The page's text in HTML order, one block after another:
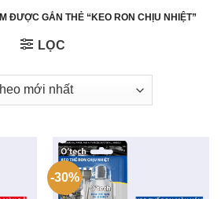
ĐƯỢC GẮN THẺ “KEO RON CHỊU NHIỆT”
LỌC
-30%